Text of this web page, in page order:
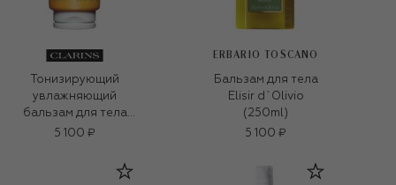
Тонизирующий
увлажняющий
бальзам для тела
Tonic (200ml)
5 100 ₽
ERBARIO TOSCANO
Бальзам для тела
Elisir d`Olivio
(250ml)
5 100 ₽